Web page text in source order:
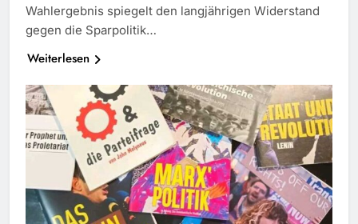
Wahlergebnis spiegelt den langjährigen Widerstand
gegen die Sparpolitik…
Weiterlesen